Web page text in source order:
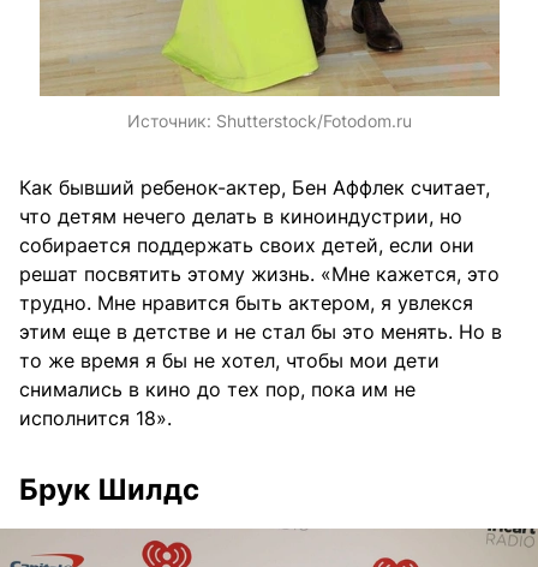
Источник: Shutterstock/Fotodom.ru
Как бывший ребенок-актер, Бен Аффлек считает,
что детям нечего делать в киноиндустрии, но
собирается поддержать своих детей, если они
решат посвятить этому жизнь. «Мне кажется, это
трудно. Мне нравится быть актером, я увлекся
этим еще в детстве и не стал бы это менять. Но в
то же время я бы не хотел, чтобы мои дети
снимались в кино до тех пор, пока им не
исполнится 18».
Брук Шилдс